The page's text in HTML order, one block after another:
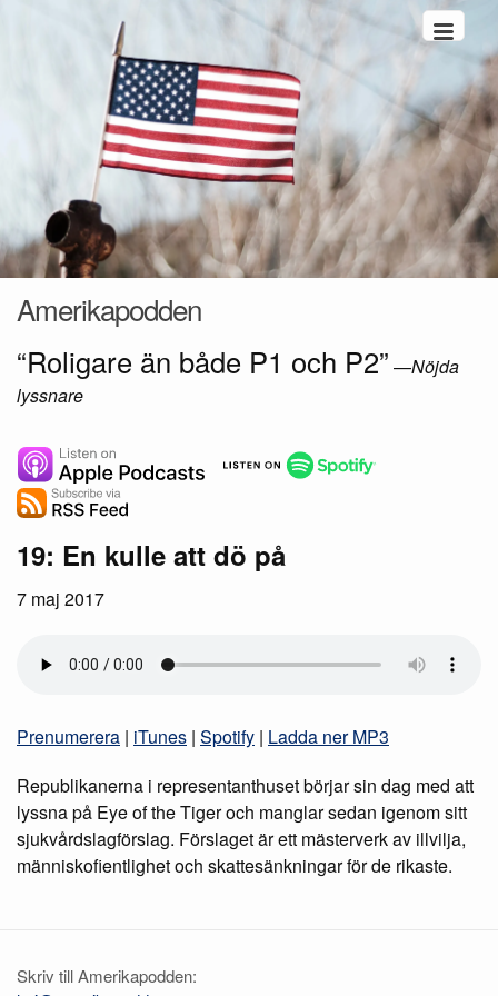
Amerikapodden
“Roligare än både P1 och P2” —Nöjda
lyssnare
19: En kulle att dö på
7 maj 2017
Prenumerera | iTunes | Spotify | Ladda ner MP3
Republikanerna i representanthuset börjar sin dag med att
lyssna på Eye of the Tiger och manglar sedan igenom sitt
sjukvårdslagförslag. Förslaget är ett mästerverk av illvilja,
människofientlighet och skattesänkningar för de rikaste.
Skriv till Amerikapodden: